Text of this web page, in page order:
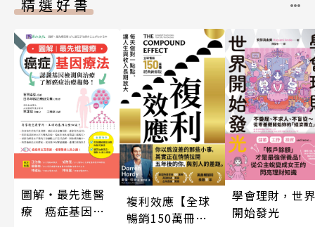
精選好書
圖解‧最先進醫
療 癌症基因療
複利效應【全球
暢銷150萬冊・
學會理財，世界
開始發光